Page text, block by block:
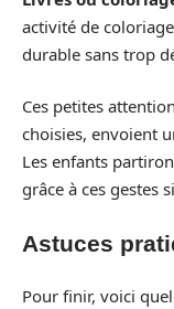
activité de
durable sans trop
Ces petites
choisies, envoient
Les enfants
grâce à ces gestes
Astuces
Pour finir, voici